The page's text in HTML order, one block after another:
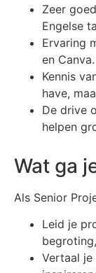
Zeer
Engelse
Ervaring
en Canva.
Kennis
have,
De drive
helpen
Wat ga
Als Senior
Leid je
Vertaal